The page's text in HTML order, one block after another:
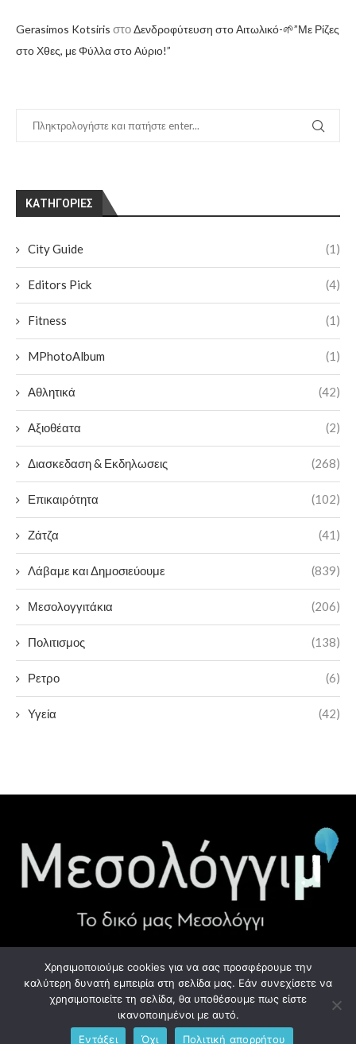
Gerasimos Kotsiris στοΔενδροφύτευση στο Αιτωλικό-🌱”Με Ρίζες
στο Χθες, με Φύλλα στο Αύριο!”
KΑΤΗΓΟΡΊΕΣ
City Guide (1)
Editors Pick (4)
Fitness (1)
MPhotoAlbum (1)
Αθλητικά (42)
Αξιοθέατα (2)
Διασκεδαση & Εκδηλωσεις (268)
Επικαιρότητα (102)
Ζάτζα (41)
Λάβαμε και Δημοσιεύουμε (839)
Μεσολογγιτάκια (206)
Πολιτισμος (138)
Ρετρο (6)
Υγεία (42)
ΧΡΉΣΙΜΑ LINK
Προσωπικά Δεδομένα - GDPR
Χρησιμοποιούμε cookies για να σας προσφέρουμε την
καλύτερη δυνατή εμπειρία στη σελίδα μας. Εάν συνεχίσετε να
χρησιμοποιείτε τη σελίδα, θα υποθέσουμε πως είστε
ικανοποιημένοι με αυτό.
Εντάξει
Όχι Πολιτική απορρήτου